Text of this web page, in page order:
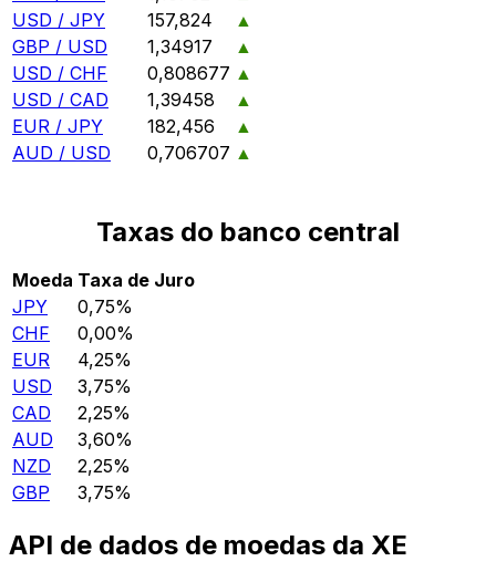
USD / JPY
157,824
▲
GBP / USD
1,34917
▲
USD / CHF
0,808677 ▲
USD / CAD
1,39458
▲
EUR / JPY
182,456
▲
AUD / USD
0,706707 ▲
Taxas do banco central
Moeda Taxa de Juro
JPY
0,75%
CHF
0,00%
EUR
4,25%
USD
3,75%
CAD
2,25%
AUD
3,60%
NZD
2,25%
GBP
3,75%
API de dados de moedas da XE